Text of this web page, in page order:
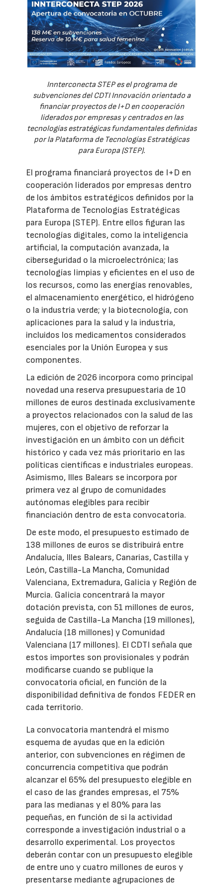
Innterconecta STEP es el programa de
subvenciones del CDTI Innovación orientado a
financiar proyectos de I+D en cooperación
liderados por empresas y centrados en las
tecnologías estratégicas fundamentales definidas
por la Plataforma de Tecnologías Estratégicas
para Europa (STEP).
El programa financiará proyectos de I+D en
cooperación liderados por empresas dentro
de los ámbitos estratégicos definidos por la
Plataforma de Tecnologías Estratégicas
para Europa (STEP). Entre ellos figuran las
tecnologías digitales, como la inteligencia
artificial, la computación avanzada, la
ciberseguridad o la microelectrónica; las
tecnologías limpias y eficientes en el uso de
los recursos, como las energías renovables,
el almacenamiento energético, el hidrógeno
o la industria verde; y la biotecnología, con
aplicaciones para la salud y la industria,
incluidos los medicamentos considerados
esenciales por la Unión Europea y sus
componentes.
La edición de 2026 incorpora como principal
novedad una reserva presupuestaria de 10
millones de euros destinada exclusivamente
a proyectos relacionados con la salud de las
mujeres, con el objetivo de reforzar la
investigación en un ámbito con un déficit
histórico y cada vez más prioritario en las
políticas científicas e industriales europeas.
Asimismo, Illes Balears se incorpora por
primera vez al grupo de comunidades
autónomas elegibles para recibir
financiación dentro de esta convocatoria.
De este modo, el presupuesto estimado de
138 millones de euros se distribuirá entre
Andalucía, Illes Balears, Canarias, Castilla y
León, Castilla-La Mancha, Comunidad
Valenciana, Extremadura, Galicia y Región de
Murcia. Galicia concentrará la mayor
dotación prevista, con 51 millones de euros,
seguida de Castilla-La Mancha (19 millones),
Andalucía (18 millones) y Comunidad
Valenciana (17 millones). El CDTI señala que
estos importes son provisionales y podrán
modificarse cuando se publique la
convocatoria oficial, en función de la
disponibilidad definitiva de fondos FEDER en
cada territorio.
La convocatoria mantendrá el mismo
esquema de ayudas que en la edición
anterior, con subvenciones en régimen de
concurrencia competitiva que podrán
alcanzar el 65% del presupuesto elegible en
el caso de las grandes empresas, el 75%
para las medianas y el 80% para las
pequeñas, en función de si la actividad
corresponde a investigación industrial o a
desarrollo experimental. Los proyectos
deberán contar con un presupuesto elegible
de entre uno y cuatro millones de euros y
presentarse mediante agrupaciones de